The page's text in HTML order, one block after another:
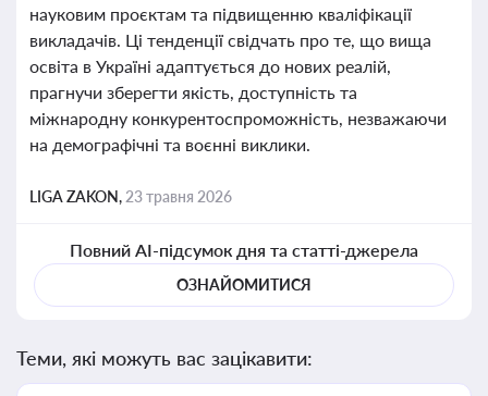
науковим проєктам та підвищенню кваліфікації
викладачів. Ці тенденції свідчать про те, що вища
освіта в Україні адаптується до нових реалій,
прагнучи зберегти якість, доступність та
міжнародну конкурентоспроможність, незважаючи
на демографічні та воєнні виклики.
LIGA ZAKON, 23 травня 2026
Повний AI-підсумок дня та статті-джерела
ОЗНАЙОМИТИСЯ
Теми, які можуть вас зацікавити: